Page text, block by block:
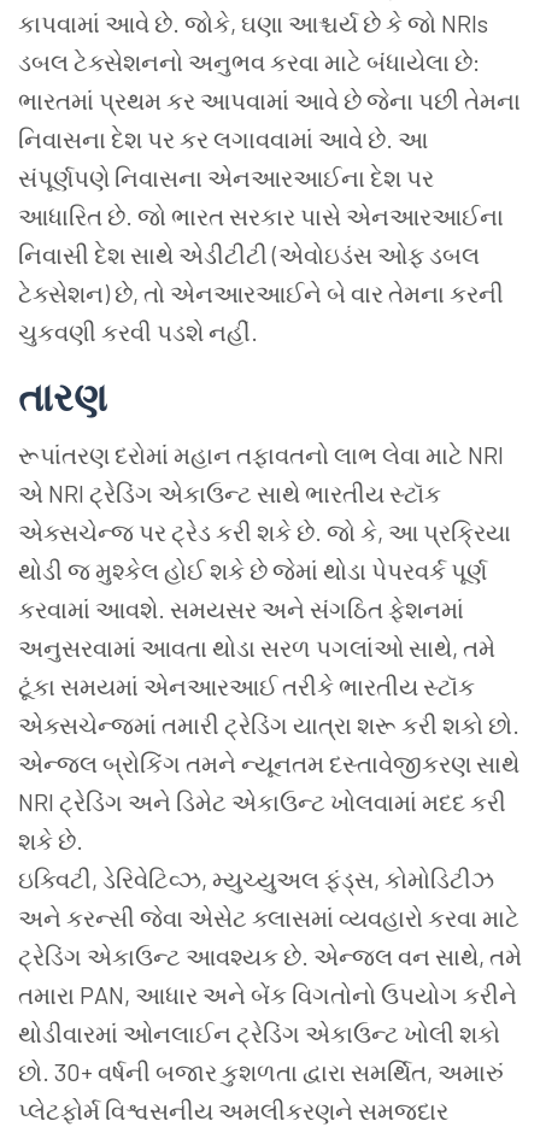
કાપવામાં આવે છે. જોકે, ઘણા આશ્ચર્ય છે કે જો NRIs
ડબલ ટેક્સેશનનો અનુભવ કરવા માટે બંધાયેલા છે:
ભારતમાં પ્રથમ કર આપવામાં આવે છે જેના પછી તેમના
નિવાસના દેશ પર કર લગાવવામાં આવે છે. આ
સંપૂર્ણપણે નિવાસના એનઆરઆઈના દેશ પર
આધારિત છે. જો ભારત સરકાર પાસે એનઆરઆઈના
નિવાસી દેશ સાથે એડીટીટી (એવોઇડંસ ઓફ ડબલ
ટેક્સેશન) છે, તો એનઆરઆઈને બે વાર તેમના કરની
ચુકવણી કરવી પડશે નહીં.
તારણ
રૂપાંતરણ દરોમાં મહાન તફાવતનો લાભ લેવા માટે NRI
એ NRI ટ્રેડિંગ એકાઉન્ટ સાથે ભારતીય સ્ટૉક
એક્સચેન્જ પર ટ્રેડ કરી શકે છે. જો કે, આ પ્રક્રિયા
થોડી જ મુશ્કેલ હોઈ શકે છે જેમાં થોડા પેપરવર્ક પૂર્ણ
કરવામાં આવશે. સમયસર અને સંગઠિત ફેશનમાં
અનુસરવામાં આવતા થોડા સરળ પગલાંઓ સાથે, તમે
ટૂંકા સમયમાં એનઆરઆઈ તરીકે ભારતીય સ્ટૉક
એક્સચેન્જમાં તમારી ટ્રેડિંગ યાત્રા શરૂ કરી શકો છો.
એન્જલ બ્રોકિંગ તમને ન્યૂનતમ દસ્તાવેજીકરણ સાથે
NRI ટ્રેડિંગ અને ડિમેટ એકાઉન્ટ ખોલવામાં મદદ કરી
શકે છે.
ઇક્વિટી, ડેરિવેટિવ્ઝ, મ્યુચ્યુઅલ ફંડ્સ, કોમોડિટીઝ
અને કરન્સી જેવા એસેટ ક્લાસમાં વ્યવહારો કરવા માટે
ટ્રેડિંગ એકાઉન્ટ આવશ્યક છે. એન્જલ વન સાથે, તમે
તમારા PAN, આધાર અને બેંક વિગતોનો ઉપયોગ કરીને
થોડીવારમાં ઓનલાઈન ટ્રેડિંગ એકાઉન્ટ ખોલી શકો
છો. 30+ વર્ષની બજાર કુશળતા દ્વારા સમર્થિત, અમારું
પ્લેટફોર્મ વિશ્વસનીય અમલીકરણને સમજદાર